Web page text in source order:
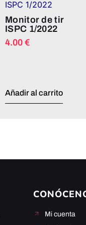
Monitor de tir
ISPC 1/2022
4.00 €
Añadir al carrito
Mi cuenta